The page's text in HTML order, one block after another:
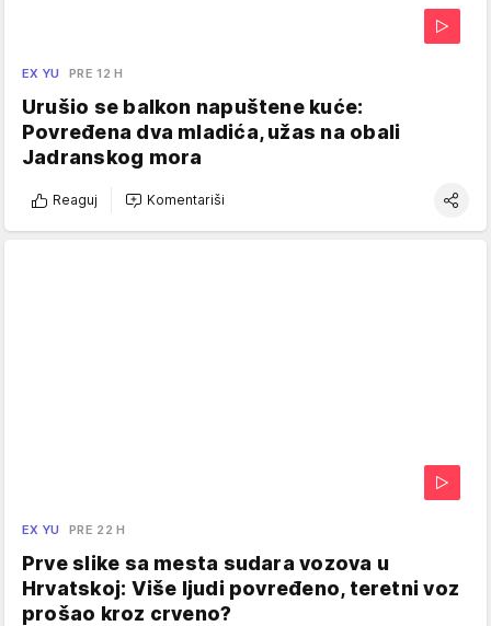
EX YU PRE 12 H
Urušio se balkon napuštene kuće:
Povređena dva mladića, užas na obali
Jadranskog mora
Reaguj Komentariši
EX YU PRE 22 H
Prve slike sa mesta sudara vozova u
Hrvatskoj: Više ljudi povređeno, teretni voz
prošao kroz crveno?